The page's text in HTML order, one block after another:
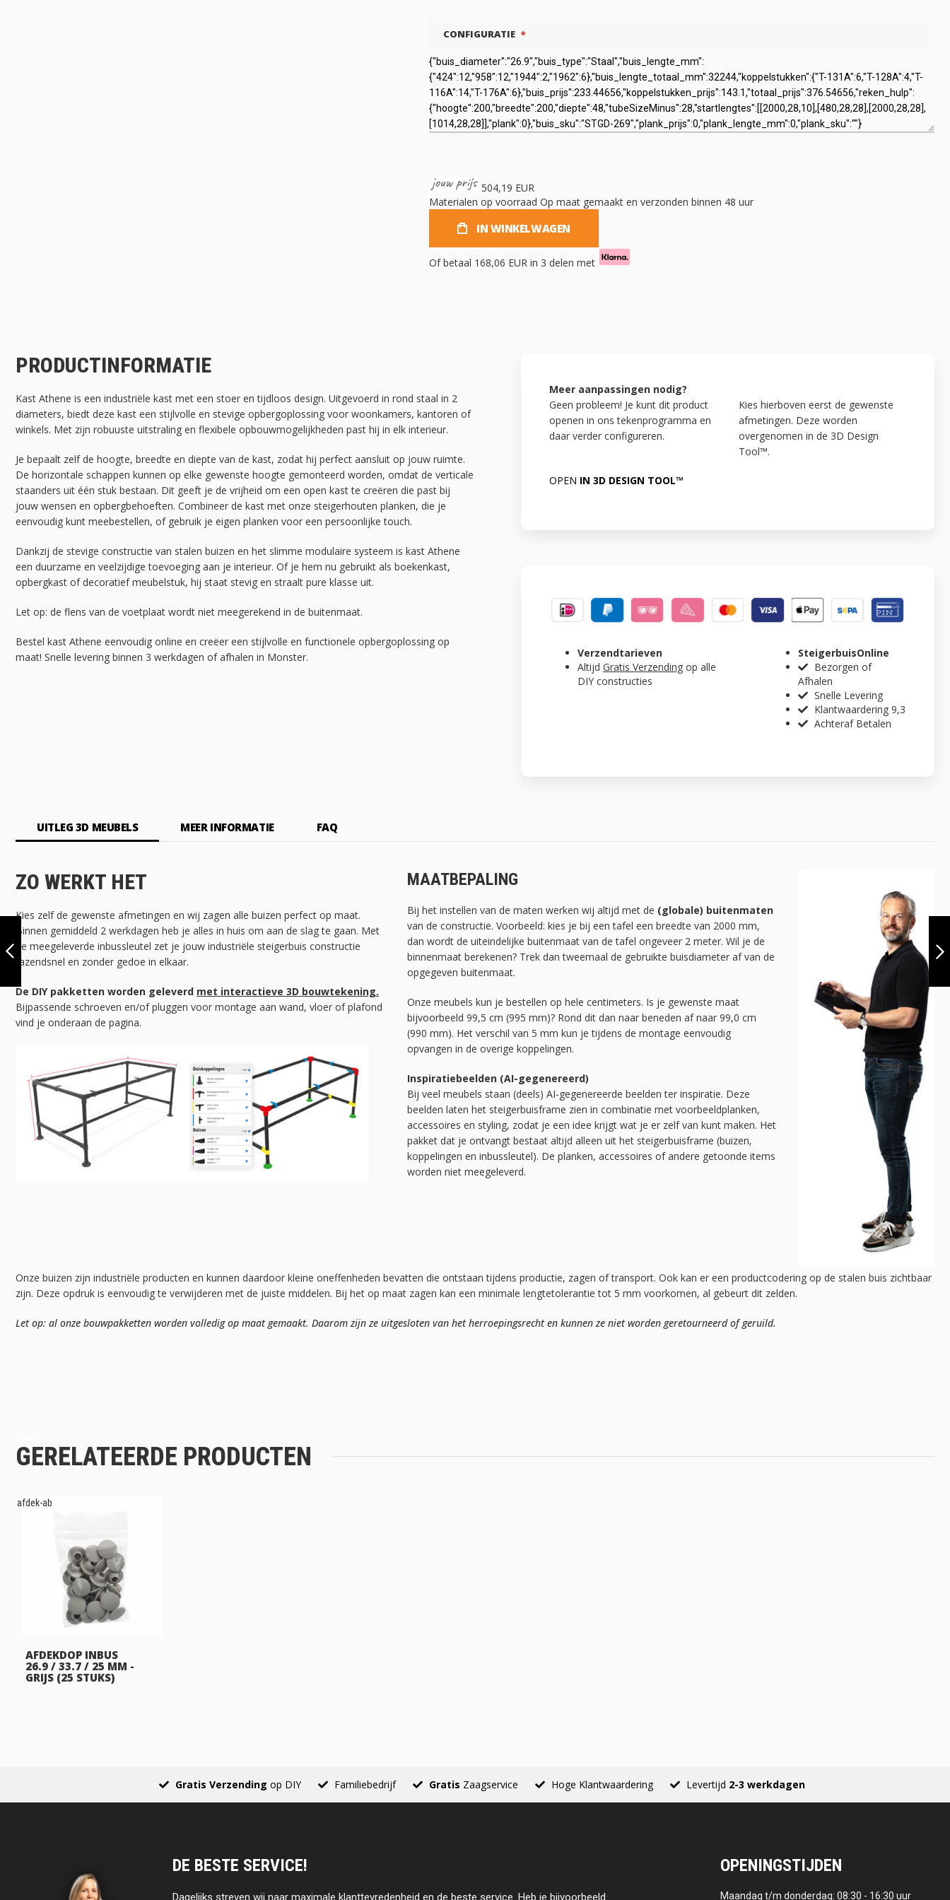
KLEDINGREK
NANCY | ZWART
33.7 MM |
STAAND | DIY
VOLGENDE
KLEDINGREK
NANCY |
VIERKANT ZWART
25X25 MM |
CONFIGURATIE
504,19 EUR
Materialen op voorraad Op maat gemaakt en verzonden binnen 48 uur
IN WINKELWAGEN
Of betaal 168,06 EUR in 3 delen met
PRODUCTINFORMATIE
Kast Athene is een industriële kast met een stoer en tijdloos design. Uitgevoerd in rond staal in 2
diameters, biedt deze kast een stijlvolle en stevige opbergoplossing voor woonkamers, kantoren of
winkels. Met zijn robuuste uitstraling en flexibele opbouwmogelijkheden past hij in elk interieur.
Je bepaalt zelf de hoogte, breedte en diepte van de kast, zodat hij perfect aansluit op jouw ruimte.
De horizontale schappen kunnen op elke gewenste hoogte gemonteerd worden, omdat de verticale
staanders uit één stuk bestaan. Dit geeft je de vrijheid om een open kast te creëren die past bij
jouw wensen en opbergbehoeften. Combineer de kast met onze steigerhouten planken, die je
eenvoudig kunt meebestellen, of gebruik je eigen planken voor een persoonlijke touch.
Dankzij de stevige constructie van stalen buizen en het slimme modulaire systeem is kast Athene
een duurzame en veelzijdige toevoeging aan je interieur. Of je hem nu gebruikt als boekenkast,
opbergkast of decoratief meubelstuk, hij staat stevig en straalt pure klasse uit.
Let op: de flens van de voetplaat wordt niet meegerekend in de buitenmaat.
Bestel kast Athene eenvoudig online en creëer een stijlvolle en functionele opbergoplossing op
maat! Snelle levering binnen 3 werkdagen of afhalen in Monster.
Meer aanpassingen nodig?
Geen probleem! Je kunt dit product
openen in ons tekenprogramma en
daar verder configureren.
Kies hierboven eerst de gewenste
afmetingen. Deze worden
overgenomen in de 3D Design
Tool™.
OPEN IN 3D DESIGN TOOL™
Verzendtarieven
Altijd Gratis Verzending op alle
DIY constructies
SteigerbuisOnline
Bezorgen of
Afhalen
Snelle Levering
Klantwaardering 9,3
Achteraf Betalen
UITLEG 3D MEUBELS
ZO WERKT HET
Kies zelf de gewenste afmetingen en wij zagen alle buizen perfect op maat.
Binnen gemiddeld 2 werkdagen heb je alles in huis om aan de slag te gaan. Met
de meegeleverde inbussleutel zet je jouw industriële steigerbuis constructie
razendsnel en zonder gedoe in elkaar.
De DIY pakketten worden geleverd met interactieve 3D bouwtekening.
Bijpassende schroeven en/of pluggen voor montage aan wand, vloer of plafond
vind je onderaan de pagina.
MAATBEPALING
Bij het instellen van de maten werken wij altijd met de (globale) buitenmaten
van de constructie. Voorbeeld: kies je bij een tafel een breedte van 2000 mm,
dan wordt de uiteindelijke buitenmaat van de tafel ongeveer 2 meter. Wil je de
binnenmaat berekenen? Trek dan tweemaal de gebruikte buisdiameter af van de
opgegeven buitenmaat.
Onze meubels kun je bestellen op hele centimeters. Is je gewenste maat
bijvoorbeeld 99,5 cm (995 mm)? Rond dit dan naar beneden af naar 99,0 cm
(990 mm). Het verschil van 5 mm kun je tijdens de montage eenvoudig
opvangen in de overige koppelingen.
Inspiratiebeelden (AI-gegenereerd)
Bij veel meubels staan (deels) AI-gegenereerde beelden ter inspiratie. Deze
beelden laten het steigerbuisframe zien in combinatie met voorbeeldplanken,
accessoires en styling, zodat je een idee krijgt wat je er zelf van kunt maken. Het
pakket dat je ontvangt bestaat altijd alleen uit het steigerbuisframe (buizen,
koppelingen en inbussleutel). De planken, accessoires of andere getoonde items
worden niet meegeleverd.
Onze buizen zijn industriële producten en kunnen daardoor kleine oneffenheden bevatten die ontstaan tijdens productie, zagen of transport. Ook kan er een productcodering op de stalen buis zichtbaar
zijn. Deze opdruk is eenvoudig te verwijderen met de juiste middelen. Bij het op maat zagen kan een minimale lengtetolerantie tot 5 mm voorkomen, al gebeurt dit zelden.
Let op: al onze bouwpakketten worden volledig op maat gemaakt. Daarom zijn ze uitgesloten van het herroepingsrecht en kunnen ze niet worden geretourneerd of geruild.
MEER INFORMATIE FAQ
GERELATEERDE PRODUCTEN
afdek-ab
AFDEKDOP INBUS
26.9 / 33.7 / 25 MM -
GRIJS (25 STUKS)
Gratis Verzending op DIY Familiebedrijf Gratis Zaagservice Hoge Klantwaardering Levertijd 2-3 werkdagen
DE BESTE SERVICE!
Dagelijks streven wij naar maximale klanttevredenheid en de beste service. Heb je bijvoorbeeld
OPENINGSTIJDEN
Maandag t/m donderdag: 08:30 - 16:30 uur